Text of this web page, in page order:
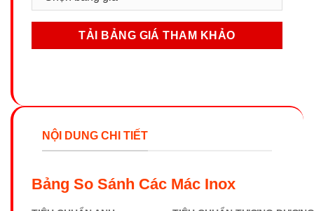
NỘI DUNG CHI TIẾT
Bảng So Sánh Các Mác Inox